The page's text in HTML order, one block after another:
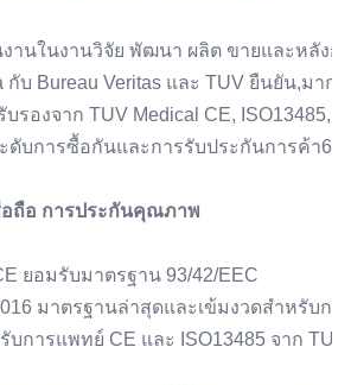
งานในงานวิจัย พัฒนา ผลิต ขายและหลัง
บ Bureau Veritas และ TUV ยืนยัน,มา
องจาก TUV Medical CE, ISO13485,
ะดับการซื้อกันและการรับประกันการค้า
อถือ การประกันคุณภาพ
ยอมรับมาตรฐาน 93/42/EEC
มาตรฐานล่าสุดและเข้มงวดสําหรับก
บการแพทย์ CE และ ISO13485 จาก